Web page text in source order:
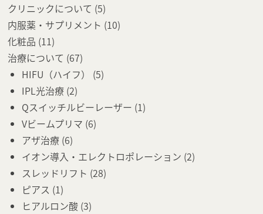
クリニックについて (5)
内服薬・サプリメント (10)
化粧品 (11)
治療について (67)
HIFU（ハイフ）
(5)
IPL光治療 (2)
Qスイッチルビーレーザー (1)
Vビームプリマ (6)
アザ治療 (6)
イオン導入・エレクトロポレーション (2)
スレッドリフト (28)
ピアス (1)
ヒアルロン酸 (3)